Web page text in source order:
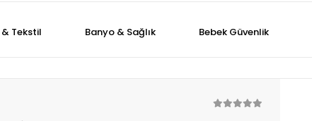
Tekstil Banyo & Sağlık Bebek Güvenlik